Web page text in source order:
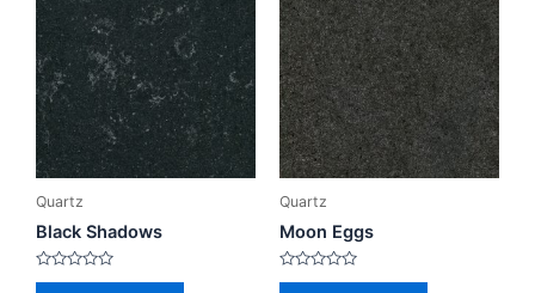
Quartz
Black Shadows
Rated
Quartz
Moon Eggs
Rated